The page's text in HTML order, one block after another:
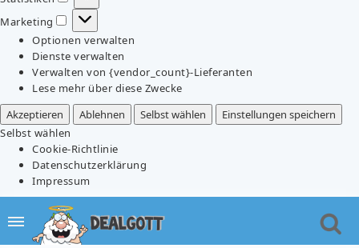
Statistiken
Marketing
Marketing
Optionen verwalten
Dienste verwalten
Verwalten von {vendor_count}-Lieferanten
Lese mehr über diese Zwecke
Akzeptieren
Ablehnen Selbst wählen
Einstellungen speichern
Selbst wählen
Cookie-Richtlinie
Datenschutzerklärung
Impressum